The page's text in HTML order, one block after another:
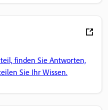
finden Sie Antworten,
Sie Ihr Wissen.